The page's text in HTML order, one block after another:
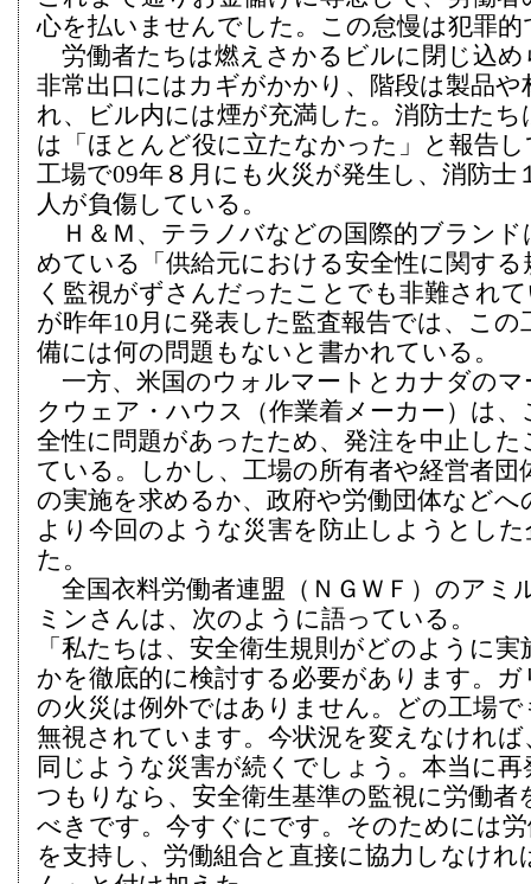
心を払いませんでした。この怠慢は犯罪的
労働者たちは燃えさかるビルに閉じ込め
非常出口にはカギがかかり、階段は製品や
れ、ビル内には煙が充満した。消防士たち
は「ほとんど役に立たなかった」と報告
工場で09年８月にも火災が発生し、消防士
人が負傷している。
Ｈ＆Ｍ、テラノバなどの国際的ブランド
めている「供給元における安全性に関する
く監視がずさんだったことでも非難され
が昨年10月に発表した監査報告では、この
備には何の問題もないと書かれている。
一方、米国のウォルマートとカナダのマ
クウェア・ハウス（作業着メーカー）は、
全性に問題があったため、発注を中止した
ている。しかし、工場の所有者や経営者団
の実施を求めるか、政府や労働団体などへ
より今回のような災害を防止しようとし
た。
全国衣料労働者連盟（ＮＧＷＦ）のアミ
ミンさんは、次のように語っている。
「私たちは、安全衛生規則がどのように
かを徹底的に検討する必要があります。
の火災は例外ではありません。どの工場で
無視されています。今状況を変えなけれ
同じような災害が続くでしょう。本当に
つもりなら、安全衛生基準の監視に労働者
べきです。今すぐにです。そのためには
を支持し、労働組合と直接に協力しなけれ